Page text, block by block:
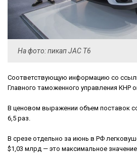
На фото: пикап JAC T6
Соответствующую информацию со
Главного таможенного управления КНР
В ценовом выражении объем поставок
6,5 раз.
В срезе отдельно за июнь в РФ
$1,03 млрд — это максимальное значение